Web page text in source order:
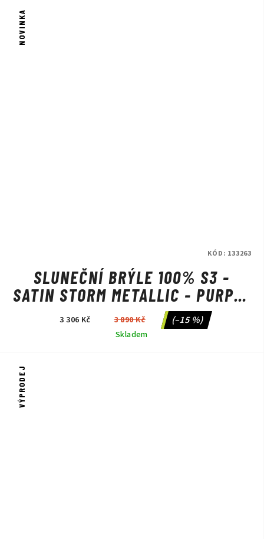
NOVINKA
SLUNEČNÍ BRÝLE 100% S3 -
SATIN STORM METALLIC - PURPLE
MIRROR
3 306 Kč 3 890 Kč (–15 %)
Skladem
KÓD: 133263
VÝPRODEJ